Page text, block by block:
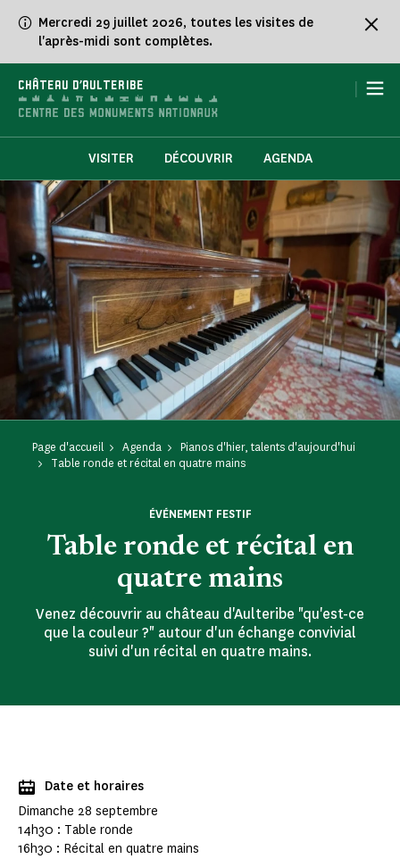
Mercredi 29 juillet 2026, toutes les visites de
l'après-midi sont complètes.
CHÂTEAU D'AULTERIBE |
VISITER DÉCOUVRIR AGENDA
Page d'accueil Agenda
Pianos d'hier, talents d'aujourd'hui
Table ronde et récital en quatre mains
Table ronde et récital en
quatre mains
ÉVÉNEMENT FESTIF
Venez découvrir au château d'Aulteribe "qu'est-ce
que la couleur ?" autour d'un échange convivial
suivi d'un récital en quatre mains.
Date et horaires
Dimanche 28 septembre
14h30 : Table ronde
16h30 : Récital en quatre mains